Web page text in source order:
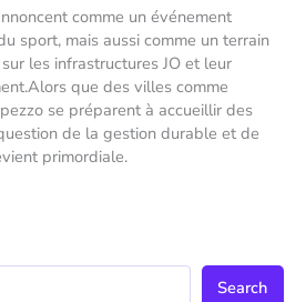
comme un événement
sport, mais aussi comme un terrain
les infrastructures JO et leur
que des villes comme
se préparent à accueillir des
de la gestion durable et de
primordiale.
Search